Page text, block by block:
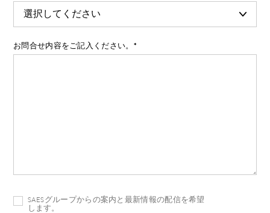
お問合せ内容をご記入ください。 *
SAESグループからの案内と最新情報の配信を希望
します。